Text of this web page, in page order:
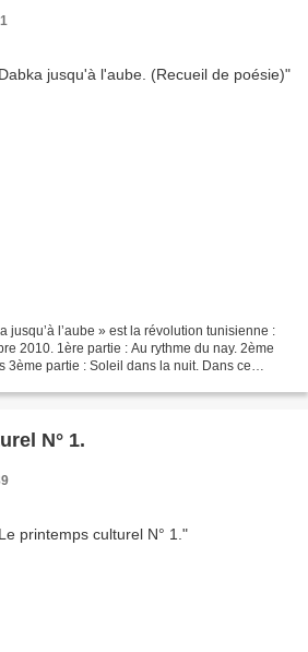
jusqu’à l’aube » est la révolution tunisienne :
2010. 1ère partie : Au rythme du nay. 2ème
3ème partie : Soleil dans la nuit. Dans ce
N° 1.